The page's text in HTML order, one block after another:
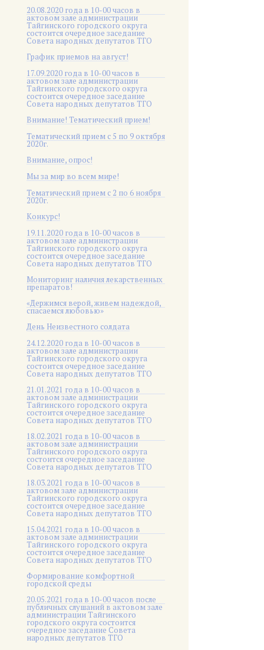
20.08.2020 года в 10-00 часов в
актовом зале администрации
Тайгинского городского округа
состоится очередное заседание
Совета народных депутатов ТГО
График приемов на август!
17.09.2020 года в 10-00 часов в
актовом зале администрации
Тайгинского городского округа
состоится очередное заседание
Совета народных депутатов ТГО
Внимание! Тематический прием!
Тематический прием с 5 по 9 октября
2020г.
Внимание, опрос!
Мы за мир во всем мире!
Тематический прием с 2 по 6 ноября
2020г.
Конкурс!
19.11.2020 года в 10-00 часов в
актовом зале администрации
Тайгинского городского округа
состоится очередное заседание
Совета народных депутатов ТГО
Мониторинг наличия лекарственных
препаратов!
«Держимся верой, живем надеждой,
спасаемся любовью»
День Неизвестного солдата
24.12.2020 года в 10-00 часов в
актовом зале администрации
Тайгинского городского округа
состоится очередное заседание
Совета народных депутатов ТГО
21.01.2021 года в 10-00 часов в
актовом зале администрации
Тайгинского городского округа
состоится очередное заседание
Совета народных депутатов ТГО
18.02.2021 года в 10-00 часов в
актовом зале администрации
Тайгинского городского округа
состоится очередное заседание
Совета народных депутатов ТГО
18.03.2021 года в 10-00 часов в
актовом зале администрации
Тайгинского городского округа
состоится очередное заседание
Совета народных депутатов ТГО
15.04.2021 года в 10-00 часов в
актовом зале администрации
Тайгинского городского округа
состоится очередное заседание
Совета народных депутатов ТГО
Формирование комфортной
городской среды
20.05.2021 года в 10-00 часов после
публичных слушаний в актовом зале
администрации Тайгинского
городского округа состоится
очередное заседание Совета
народных депутатов ТГО